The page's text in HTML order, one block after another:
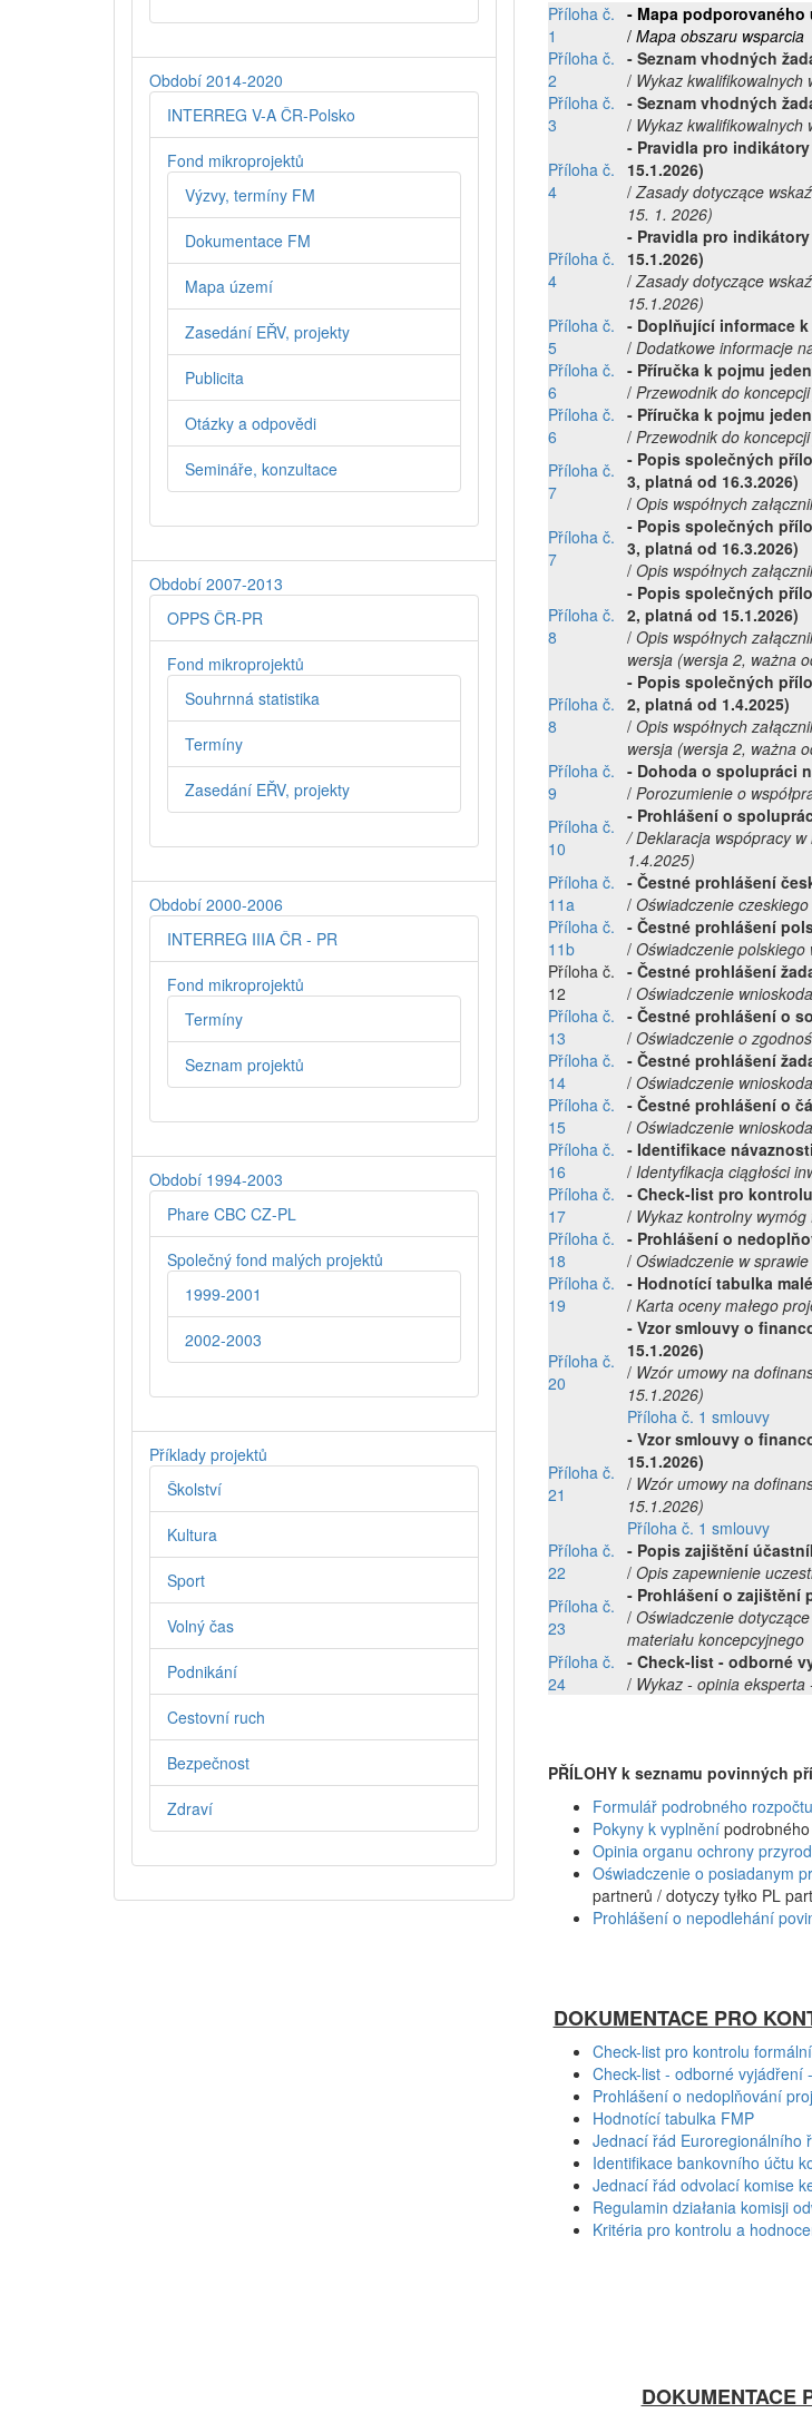
Období 2014-2020
INTERREG V-A ČR-Polsko
Fond mikroprojektů
Výzvy, termíny FM
Dokumentace FM
Mapa území
Zasedání EŘV, projekty
Publicita
Otázky a odpovědi
Semináře, konzultace
Období 2007-2013
OPPS ČR-PR
Fond mikroprojektů
Souhrnná statistika
Termíny
Zasedání EŘV, projekty
Období 2000-2006
INTERREG IIIA ČR - PR
Fond mikroprojektů
Termíny
Seznam projektů
Období 1994-2003
Phare CBC CZ-PL
Společný fond malých projektů
1999-2001
2002-2003
Příklady projektů
Školství
Kultura
Sport
Volný čas
Podnikání
Cestovní ruch
Bezpečnost
Zdraví
Příloha č.
1
- Mapa podporovaného
/ Mapa obszaru wsparcia
Příloha č.
2
- Seznam vhodných
/ Wykaz
Příloha č.
3
- Seznam vhodných
/ Wykaz
Příloha č.
4
- Pravidla pro
15.1.2026)
/ Zasady dotyczące
15. 1. 2026)
Příloha č.
4
- Pravidla pro
15.1.2026)
/ Zasady dotyczące
15.1.2026)
Příloha č.
5
- Doplňující informace k
/ Dodatkowe informacje
Příloha č.
6
- Příručka k pojmu
/ Przewodnik do
Příloha č.
6
- Příručka k pojmu
/ Przewodnik do
Příloha č.
7
- Popis společných
3, platná od 16.3.2026)
/ Opis współnych
Příloha č.
7
- Popis společných
3, platná od 16.3.2026)
/ Opis współnych
Příloha č.
8
- Popis společných
2, platná od 15.1.2026)
/ Opis współnych
wersja (wersja 2, ważna
Příloha č.
8
- Popis společných
2, platná od 1.4.2025)
/ Opis współnych
wersja (wersja 2, ważna
Příloha č.
9
- Dohoda o spolupráci
/ Porozumienie o
Příloha č.
10
- Prohlášení o
/ Deklaracja wspópracy
1.4.2025)
Příloha č.
11a
- Čestné prohlášení
/ Oświadczenie
Příloha č.
11b
- Čestné prohlášení
/ Oświadczenie
Příloha č.
12
- Čestné prohlášení
/ Oświadczenie
Příloha č.
13
- Čestné prohlášení o
/ Oświadczenie o
Příloha č.
14
- Čestné prohlášení
/ Oświadczenie
Příloha č.
15
- Čestné prohlášení o
/ Oświadczenie
Příloha č.
16
- Identifikace
/ Identyfikacja ciągłości
Příloha č.
17
- Check-list pro
/ Wykaz kontrolny
Příloha č.
18
- Prohlášení o
/ Oświadczenie w
Příloha č.
19
- Hodnotící tabulka
/ Karta oceny małego
Příloha č.
20
- Vzor smlouvy o
15.1.2026)
/ Wzór umowy na
15.1.2026)
Příloha č. 1 smlouvy
Příloha č.
21
- Vzor smlouvy o
15.1.2026)
/ Wzór umowy na
15.1.2026)
Příloha č. 1 smlouvy
Příloha č.
22
- Popis zajištění
/ Opis zapewnienie
Příloha č.
23
- Prohlášení o zajištění
/ Oświadczenie
materiału koncepcyjnego
Příloha č.
24
- Check-list - odborné
/ Wykaz - opinia
PŘÍLOHY k seznamu povinných
Formulář podrobného
Pokyny k vyplnění
Opinia organu ochrony
Oświadczenie o posiadanym
partnerů / dotyczy tyłko PL
Prohlášení o nepodlehání
DOKUMENTACE PRO
Check-list pro kontrolu
Check-list - odborné
Prohlášení o nedoplňování
Hodnotící tabulka FMP
Jednací řád Euroregionálního
Identifikace bankovního účtu
Jednací řád odvolací komise
Regulamin działania komisji
Kritéria pro kontrolu a
DOKUMENTACE